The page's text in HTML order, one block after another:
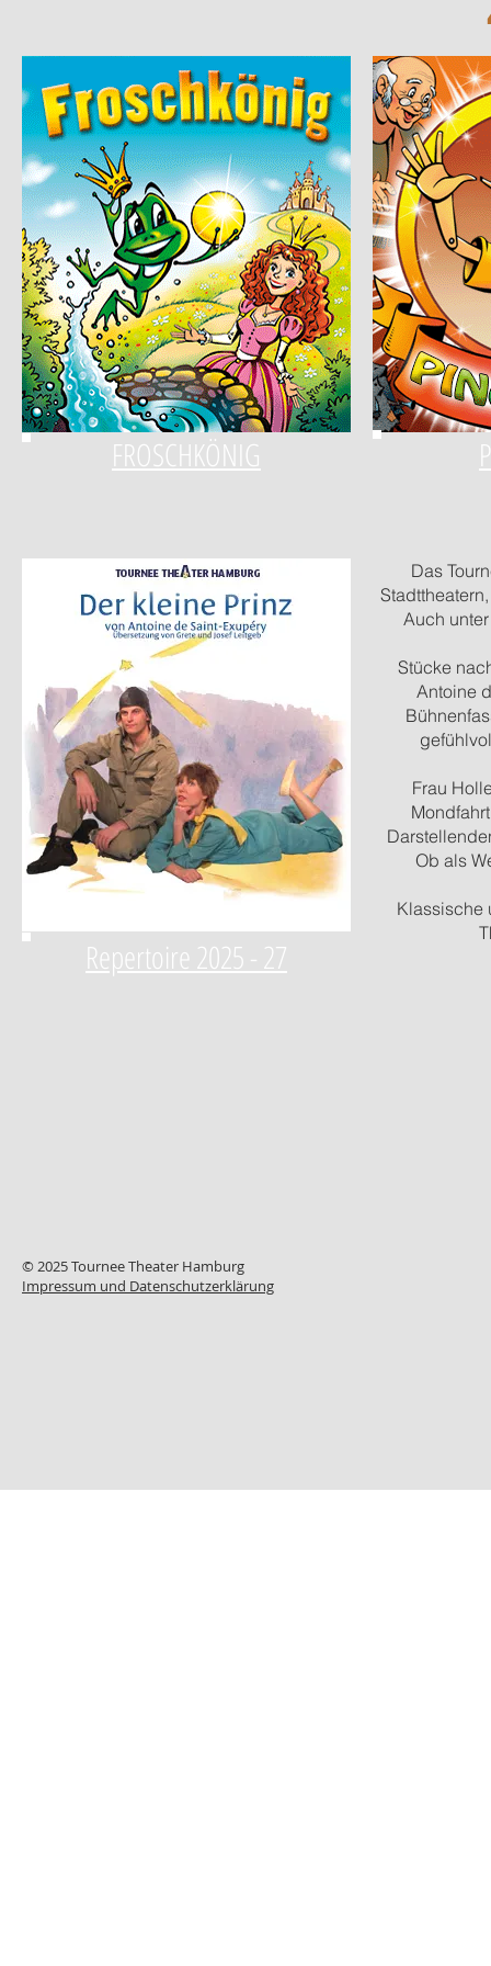
FROSCHKÖNIG
Repertoire 2025 - 27
Das
Auch
Stücke
Antoine
Frau
Ob als
Klassische
© 2025 Tournee Theater Hamburg
Impressum und Datenschutzerklärung